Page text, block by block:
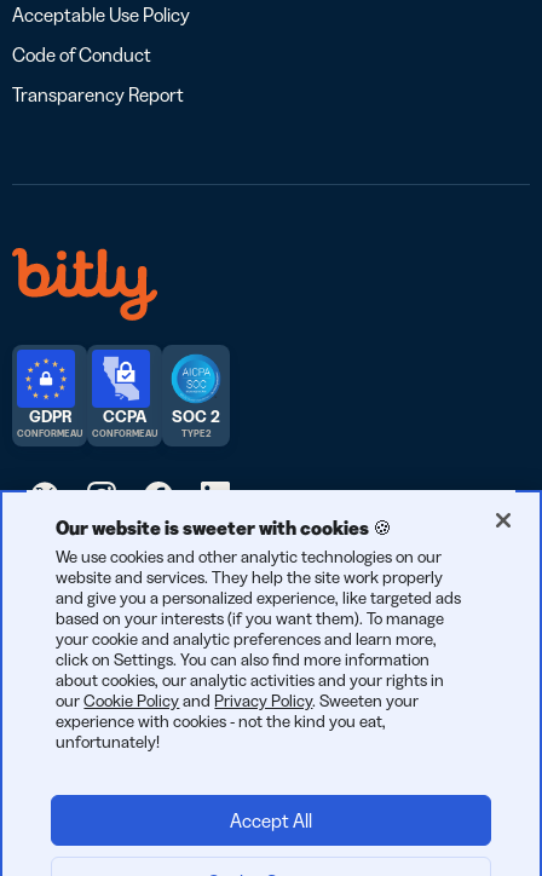
Acceptable Use Policy
Code of Conduct
Transparency Report
© 2026 Bitly | Fait avec soin à New York City, Berlin, et partout
dans le monde.
GDPR
CONFORME AU
CCPA
CONFORME AU
SOC 2
TYPE 2
Our website is sweeter with cookies 🍪
We use cookies and other analytic technologies on our
website and services. They help the site work properly
and give you a personalized experience, like targeted ads
based on your interests (if you want them). To manage
your cookie and analytic preferences and learn more,
click on Settings. You can also find more information
about cookies, our analytic activities and your rights in
ourCookie Policyand Privacy Policy. Sweeten your
experience with cookies - not the kind you eat,
unfortunately!
Accept All